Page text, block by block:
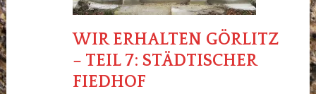
WIR ERHALTEN GÖRLITZ
– TEIL 7: STÄDTISCHER
FIEDHOF